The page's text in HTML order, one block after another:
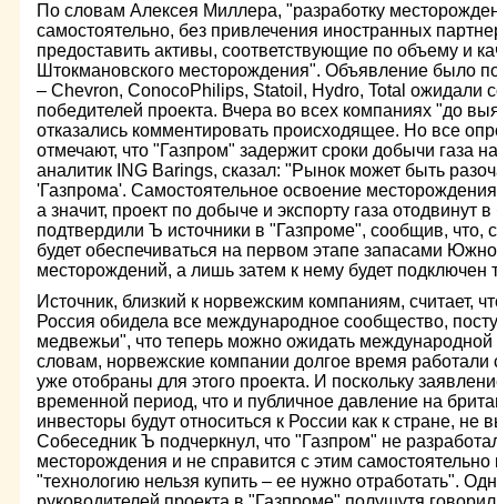
По словам Алексея Миллера, "разработку
самостоятельно, без привлечения иностранных
предоставить активы, соответствующие по объему и
Штокмановского месторождения". Объявление было
– Chevron, ConocoPhilips, Statoil, Hydro, Total ожидали
победителей проекта. Вчера во всех компаниях "до
отказались комментировать происходящее. Но все
отмечают, что "Газпром" задержит сроки добычи газа
аналитик ING Barings, сказал: "Рынок может быть
'Газпрома'. Самостоятельное освоение
а значит, проект по добыче и экспорту газа отодвинут
подтвердили Ъ источники в "Газпроме", сообщив, что,
будет обеспечиваться на первом этапе запасами
месторождений, а лишь затем к нему будет подключен
Источник, близкий к норвежским компаниям, считает,
Россия обидела все международное сообщество,
медвежьи", что теперь можно ожидать международной
словам, норвежские компании долгое время работали
уже отобраны для этого проекта. И поскольку
временной период, что и публичное давление на
инвесторы будут относиться к России как к стране,
Собеседник Ъ подчеркнул, что "Газпром" не
месторождения и не справится с этим самостоятельно
"технологию нельзя купить – ее нужно отработать".